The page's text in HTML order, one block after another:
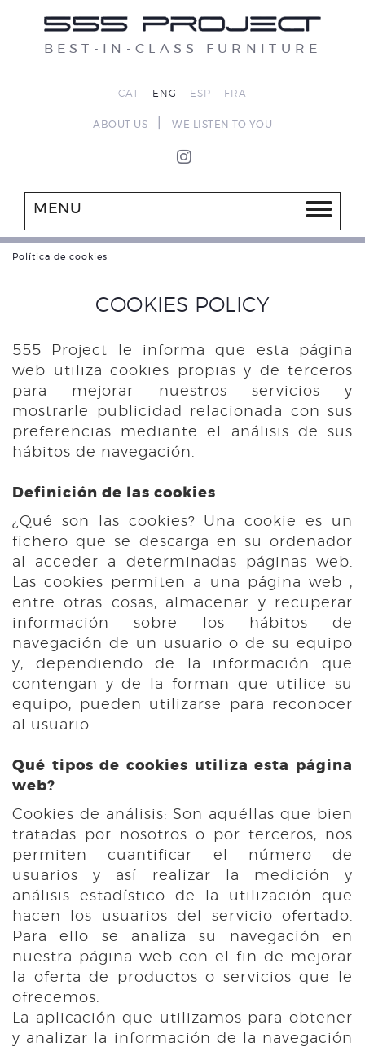
BEST-IN-CLASS FURNITURE
CAT ENG ESP FRA
ABOUT US WE LISTEN TO YOU
MENU
Política de cookies
COOKIES POLICY
555 Project le informa que esta página
web utiliza cookies propias y de terceros
para mejorar nuestros servicios y
mostrarle publicidad relacionada con sus
preferencias mediante el análisis de sus
hábitos de navegación.
Definición de las cookies
¿Qué son las cookies? Una cookie es un
fichero que se descarga en su ordenador
al acceder a determinadas páginas web.
Las cookies permiten a una página web ,
entre otras cosas, almacenar y recuperar
información sobre los hábitos de
navegación de un usuario o de su equipo
y, dependiendo de la información que
contengan y de la forman que utilice su
equipo, pueden utilizarse para reconocer
al usuario.
Qué tipos de cookies utiliza esta página
web?
Cookies de análisis: Son aquéllas que bien
tratadas por nosotros o por terceros, nos
permiten cuantificar el número de
usuarios y así realizar la medición y
análisis estadístico de la utilización que
hacen los usuarios del servicio ofertado.
Para ello se analiza su navegación en
nuestra página web con el fin de mejorar
la oferta de productos o servicios que le
ofrecemos.
La aplicación que utilizamos para obtener
y analizar la información de la navegación